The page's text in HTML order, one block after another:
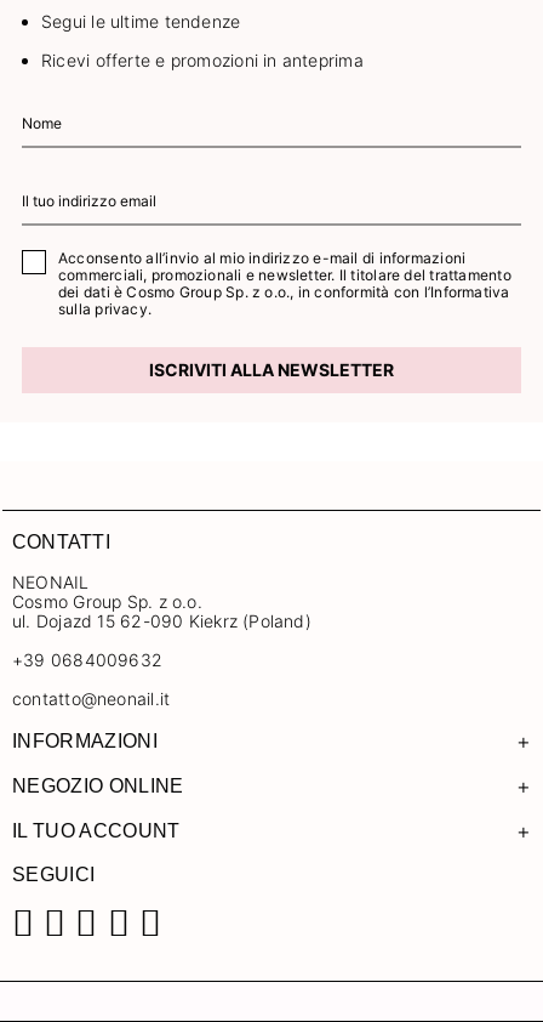
Segui le ultime tendenze
Ricevi offerte e promozioni in anteprima
Acconsento all’invio al mio indirizzo e-mail di informazioni
commerciali, promozionali e newsletter. Il titolare del trattamento
dei dati è Cosmo Group Sp. z o.o., in conformità con l’Informativa
sulla privacy.
ISCRIVITI ALLA NEWSLETTER
CONTATTI
NEONAIL
Cosmo Group Sp. z o.o.
ul. Dojazd 15 62-090 Kiekrz (Poland)
+39 0684009632
contatto@neonail.it
INFORMAZIONI +
NEGOZIO ONLINE +
IL TUO ACCOUNT +
SEGUICI